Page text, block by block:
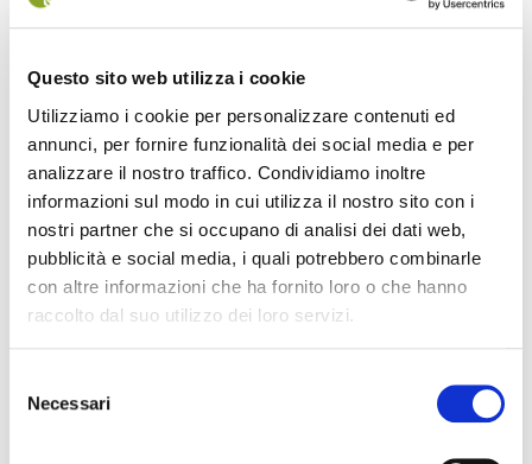
Questo sito web utilizza i cookie
Utilizziamo i cookie per personalizzare contenuti ed
annunci, per fornire funzionalità dei social media e per
analizzare il nostro traffico. Condividiamo inoltre
informazioni sul modo in cui utilizza il nostro sito con i
nostri partner che si occupano di analisi dei dati web,
pubblicità e social media, i quali potrebbero combinarle
con altre informazioni che ha fornito loro o che hanno
raccolto dal suo utilizzo dei loro servizi.
delNecessari
Casentinesi, Monte Falterona e Campigna, Via G. Brocchi, 7 –
protocolloforestecasentinesi@halleycert.it
Ai sensi del Regolamento (UE) 2016/679, relativo alla protezione
delle persone fisiche con riguardo al trattamento dei dati personali
nonché alla libera circolazione di tali dati, ilTitolare del
trattamento dei datiè l’Ente Parco Nazionale delle Foreste
Casentinesi, Monte Falterona e Campigna, Via G. Brocchi, 7 –
Pratovecchio Stia (AR)
IlResponsabile della Protezione dei datidell’Ente Parco
Nazionale delle Foreste Casentinesi, Monte Falterona e Campigna,
QUALITY MANAGEMENT SRLS P.IVA/ CODICE FISCALE 02310670514